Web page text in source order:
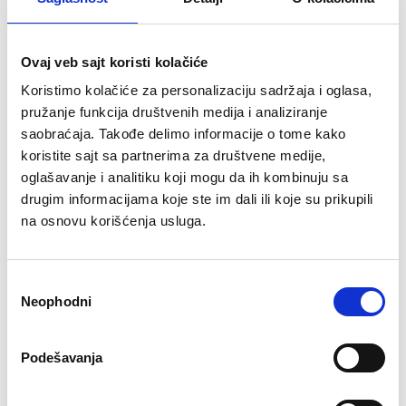
Ovaj veb sajt koristi kolačiće
Koristimo kolačiće za personalizaciju sadržaja i oglasa,
pružanje funkcija društvenih medija i analiziranje
saobraćaja. Takođe delimo informacije o tome kako
koristite sajt sa partnerima za društvene medije,
oglašavanje i analitiku koji mogu da ih kombinuju sa
drugim informacijama koje ste im dali ili koje su prikupili
na osnovu korišćenja usluga.
сагласности
Neophodni
Podešavanja
imaju odličnu otpornost na koroziju i habanje.
Svaka mašina ima nalepnicu sa upustvom za pravilnu
upotrebu i označenu ciljanu mišićnu grupu i držač flašice
za vodu.
Dužina: 1353mm
Širina: 938mm
Visina: 1530mm
Tegovi: 60KG
Podešavanje sedišta; 5 nivoa (0 - 100mm)
Neto težina: 214KG